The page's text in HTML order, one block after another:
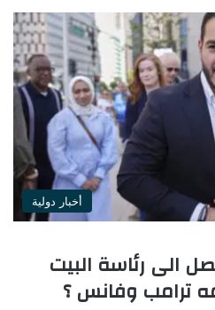
أخبار دولية
الى رئاسة البيت
ترامب وفانس ؟